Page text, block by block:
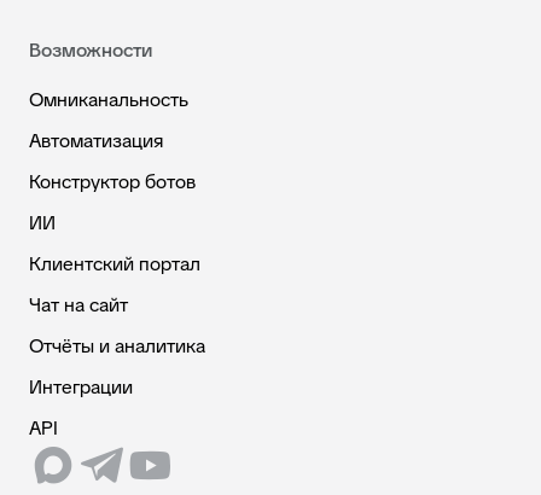
Возможности
Омниканальность
Автоматизация
Конструктор ботов
ИИ
Клиентский портал
Чат на сайт
Отчёты и аналитика
Интеграции
API